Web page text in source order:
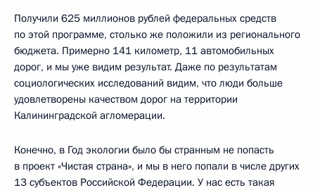
Получили 625 миллионов рублей федеральных средств
по этой программе, столько же положили из регионального
бюджета. Примерно 141 километр, 11 автомобильных
дорог, и мы уже видим результат. Даже по результатам
социологических исследований видим, что люди больше
удовлетворены качеством дорог на территории
Калининградской агломерации.
Конечно, в Год экологии было бы странным не попасть
в проект «Чистая страна», и мы в него попали в числе других
13 субъектов Российской Федерации. У нас есть такая